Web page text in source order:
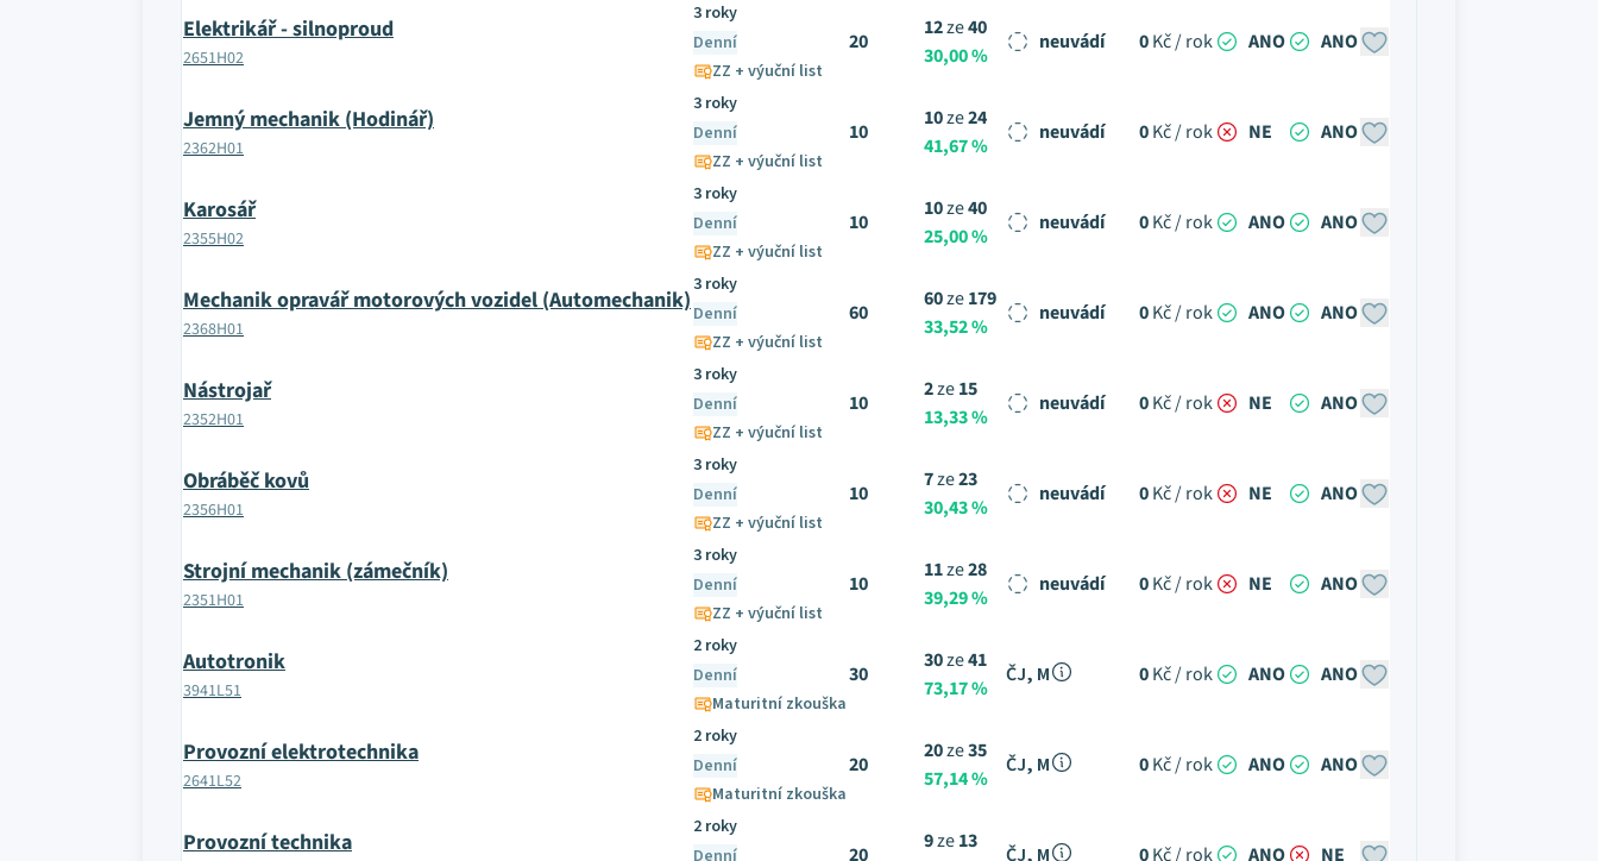
Elektrikář - silnoproud
2651H02
3 roky
Denní
ZZ + výuční list
20
12ze40
30,00 %
neuvádí 0Kč / rok ANO ANO
Jemný mechanik (Hodinář)
2362H01
3 roky
Denní
ZZ + výuční list
10
10ze24
41,67 %
neuvádí 0Kč / rok NE ANO
Karosář
2355H02
3 roky
Denní
ZZ + výuční list
10
10ze40
25,00 %
neuvádí 0Kč / rok ANO ANO
Mechanik opravář motorových vozidel (Automechanik)
2368H01
3 roky
Denní
ZZ + výuční list
60
60ze179
33,52 %
neuvádí 0Kč / rok ANO ANO
Nástrojař
2352H01
3 roky
Denní
ZZ + výuční list
10
2ze15
13,33 %
neuvádí 0Kč / rok NE ANO
Obráběč kovů
2356H01
3 roky
Denní
ZZ + výuční list
10
7ze23
30,43 %
neuvádí 0Kč / rok NE ANO
Strojní mechanik (zámečník)
2351H01
3 roky
Denní
ZZ + výuční list
10
11ze28
39,29 %
neuvádí 0Kč / rok NE ANO
Autotronik
3941L51
2 roky
Denní
Maturitní zkouška
30
30ze41
73,17 %
ČJ, M 0Kč / rok ANO ANO
Provozní elektrotechnika
2641L52
2 roky
Denní
Maturitní zkouška
20
20ze35
57,14 %
ČJ, M 0Kč / rok ANO ANO
Provozní technika
2 roky
Denní
20
9ze13
ČJ, M 0Kč / rok ANO NE